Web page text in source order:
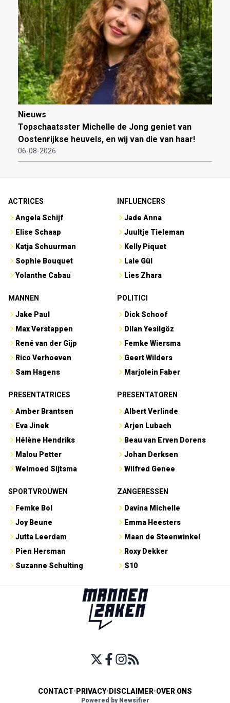
Nieuws
Topschaatsster Michelle de Jong geniet van
Oostenrijkse heuvels, en wij van die van haar!
06-08-2026
ACTRICES
Angela Schijf
Elise Schaap
Katja Schuurman
Sophie Bouquet
Yolanthe Cabau
INFLUENCERS
Jade Anna
Juultje Tieleman
Kelly Piquet
Lale Gül
Lies Zhara
MANNEN
Jake Paul
Max Verstappen
René van der Gijp
Rico Verhoeven
Sam Hagens
POLITICI
Dick Schoof
Dilan Yesilgöz
Femke Wiersma
Geert Wilders
Marjolein Faber
PRESENTATRICES
Amber Brantsen
Eva Jinek
Hélène Hendriks
Malou Petter
Welmoed Sijtsma
PRESENTATOREN
Albert Verlinde
Arjen Lubach
Beau van Erven Dorens
Johan Derksen
Wilfred Genee
SPORTVROUWEN
Femke Bol
Joy Beune
Jutta Leerdam
Pien Hersman
Suzanne Schulting
ZANGERESSEN
Davina Michelle
Emma Heesters
Maan de Steenwinkel
Roxy Dekker
S10
CONTACT• PRIVACY• DISCLAIMER•OVER ONS
Powered by Newsifier